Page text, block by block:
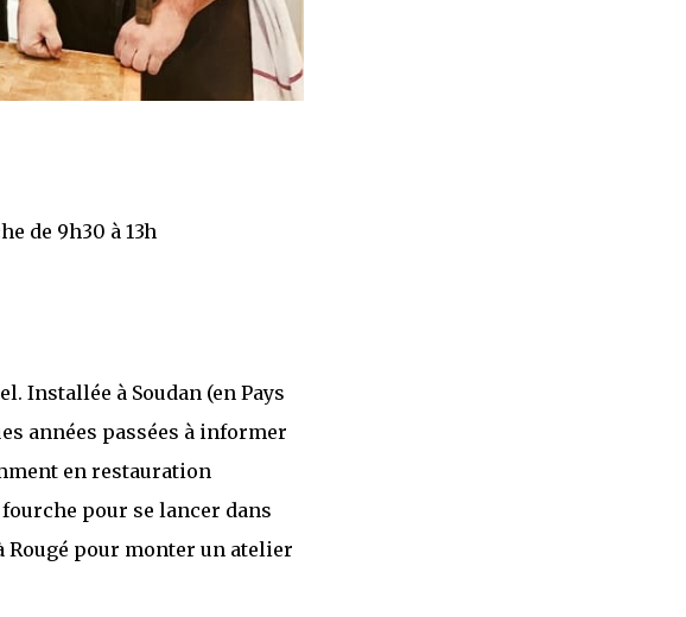
de 9h30 à 13h
Installée à Soudan (en Pays
années passées à informer
en restauration
pour se lancer dans
Rougé pour monter un atelier